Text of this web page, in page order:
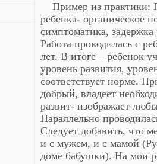
Пример из практики:
ребенка- органическое
симптоматика,
Работа проводилась с
лет. В итоге – ребенок
уровень развития,
соответствует норме.
добрый, владеет
развит- изображает
Параллельно
Следует добавить, что
и с мужем, и с мамой
доме бабушки). На мои